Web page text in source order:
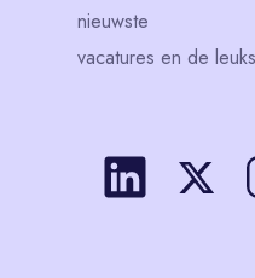
nieuwste
vacatures en de